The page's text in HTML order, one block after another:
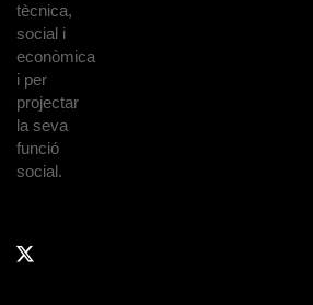
tècnica,
social i
econòmica
i per
projectar
la seva
funció
social.